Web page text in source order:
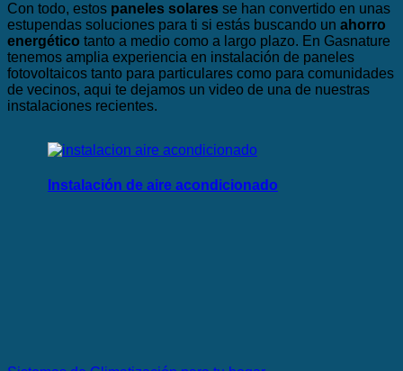
Instalación de aire acondicionado
Con todo, estos paneles solares se han convertido en unas
estupendas soluciones para ti si estás buscando un ahorro
energético tanto a medio como a largo plazo. En Gasnature
tenemos amplia experiencia en instalación de paneles
fotovoltaicos tanto para particulares como para comunidades
de vecinos, aqui te dejamos un video de una de nuestras
instalaciones recientes.